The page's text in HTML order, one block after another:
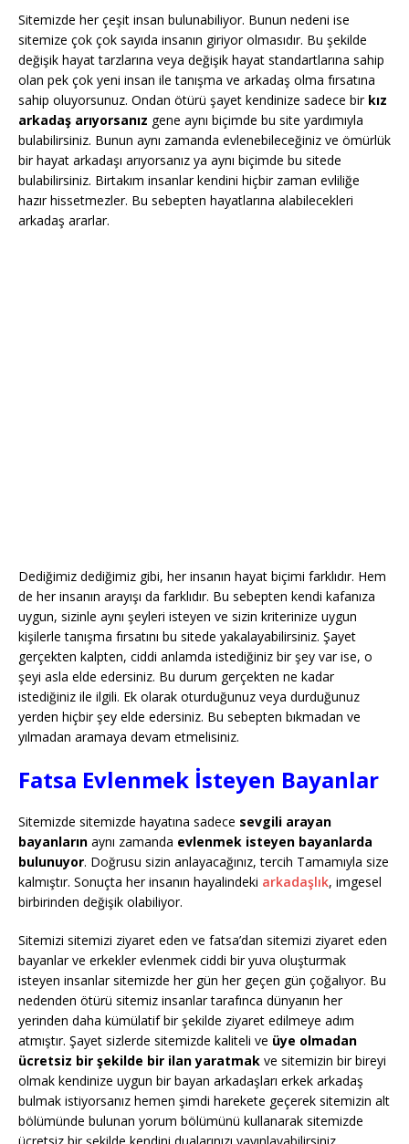
Sitemizde her çeşit insan bulunabiliyor. Bunun nedeni ise
sitemize çok çok sayıda insanın giriyor olmasıdır. Bu şekilde
değişik hayat tarzlarına veya değişik hayat standartlarına sahip
olan pek çok yeni insan ile tanışma ve arkadaş olma fırsatına
sahip oluyorsunuz. Ondan ötürü şayet kendinize sadece bir kız
arkadaş arıyorsanız gene aynı biçimde bu site yardımıyla
bulabilirsiniz. Bunun aynı zamanda evlenebileceğiniz ve ömürlük
bir hayat arkadaşı arıyorsanız ya aynı biçimde bu sitede
bulabilirsiniz. Birtakım insanlar kendini hiçbir zaman evliliğe
hazır hissetmezler. Bu sebepten hayatlarına alabilecekleri
arkadaş ararlar.
Dediğimiz dediğimiz gibi, her insanın hayat biçimi farklıdır. Hem
de her insanın arayışı da farklıdır. Bu sebepten kendi kafanıza
uygun, sizinle aynı şeyleri isteyen ve sizin kriterinize uygun
kişilerle tanışma fırsatını bu sitede yakalayabilirsiniz. Şayet
gerçekten kalpten, ciddi anlamda istediğiniz bir şey var ise, o
şeyi asla elde edersiniz. Bu durum gerçekten ne kadar
istediğiniz ile ilgili. Ek olarak oturduğunuz veya durduğunuz
yerden hiçbir şey elde edersiniz. Bu sebepten bıkmadan ve
yılmadan aramaya devam etmelisiniz.
Fatsa Evlenmek İsteyen Bayanlar
Sitemizde sitemizde hayatına sadece sevgili arayan
bayanların aynı zamanda evlenmek isteyen bayanlarda
bulunuyor. Doğrusu sizin anlayacağınız, tercih Tamamıyla size
kalmıştır. Sonuçta her insanın hayalindeki arkadaşlık, imgesel
birbirinden değişik olabiliyor.
Sitemizi sitemizi ziyaret eden ve fatsa’dan sitemizi ziyaret eden
bayanlar ve erkekler evlenmek ciddi bir yuva oluşturmak
isteyen insanlar sitemizde her gün her geçen gün çoğalıyor. Bu
nedenden ötürü sitemiz insanlar tarafınca dünyanın her
yerinden daha kümülatif bir şekilde ziyaret edilmeye adım
atmıştır. Şayet sizlerde sitemizde kaliteli ve üye olmadan
ücretsiz bir şekilde bir ilan yaratmak ve sitemizin bir bireyi
olmak kendinize uygun bir bayan arkadaşları erkek arkadaş
bulmak istiyorsanız hemen şimdi harekete geçerek sitemizin alt
bölümünde bulunan yorum bölümünü kullanarak sitemizde